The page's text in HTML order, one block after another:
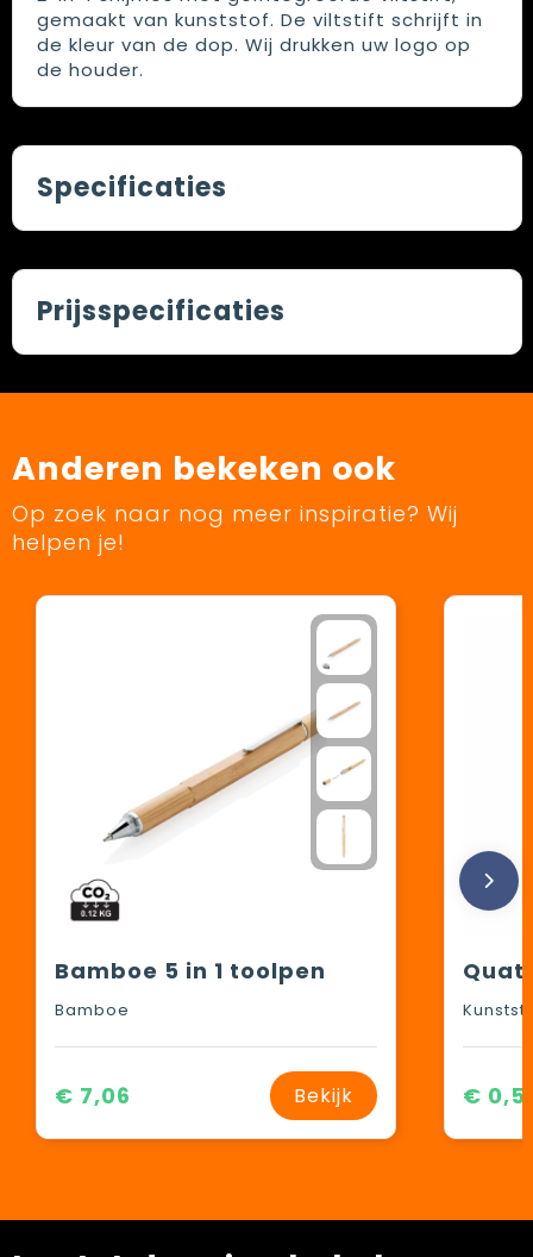
gemaakt van kunststof. De viltstift schrijft in
de kleur van de dop. Wij drukken uw logo op
de houder.
Specificaties
Prijsspecificaties
Anderen bekeken ook
Op zoek naar nog meer inspiratie? Wij
helpen je!
Bamboe 5 in 1 toolpen
Bamboe
€ 7,06 Bekijk €